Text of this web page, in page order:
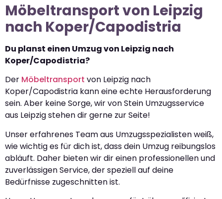
Möbeltransport von Leipzig
nach Koper/Capodistria
Du planst einen Umzug von Leipzig nach
Koper/Capodistria?
Der Möbeltransport von Leipzig nach
Koper/Capodistria kann eine echte Herausforderung
sein. Aber keine Sorge, wir von Stein Umzugsservice
aus Leipzig stehen dir gerne zur Seite!
Unser erfahrenes Team aus Umzugsspezialisten weiß,
wie wichtig es für dich ist, dass dein Umzug reibungslos
abläuft. Daher bieten wir dir einen professionellen und
zuverlässigen Service, der speziell auf deine
Bedürfnisse zugeschnitten ist.